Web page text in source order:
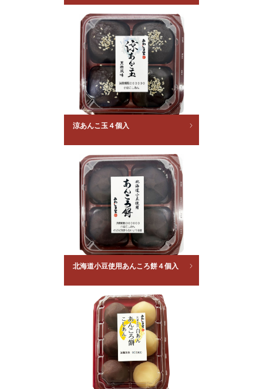
涼あんこ玉４個入
北海道小豆使用あんころ餅４個入